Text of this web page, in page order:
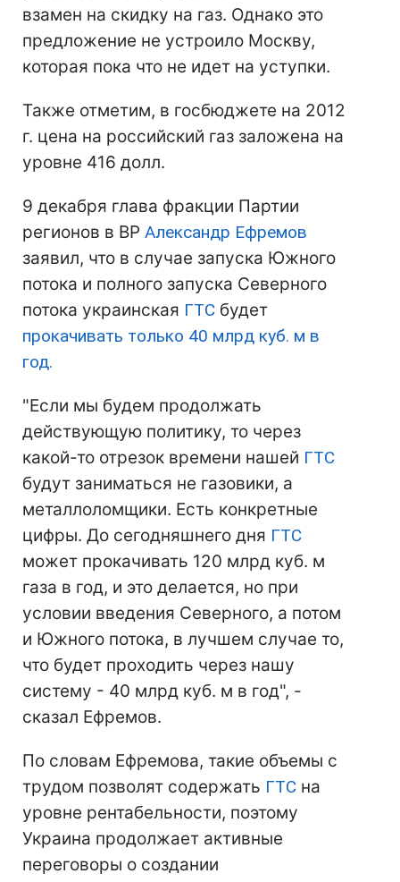
взамен на скидку на газ. Однако это
предложение не устроило Москву,
которая пока что не идет на уступки.
Также отметим, в госбюджете на 2012
г. цена на российский газ заложена на
уровне 416 долл.
9 декабря глава фракции Партии
регионов в ВР Александр Ефремов
заявил, что в случае запуска Южного
потока и полного запуска Северного
потока украинская ГТС будет
прокачивать только 40 млрд куб. м в
год.
"Если мы будем продолжать
действующую политику, то через
какой-то отрезок времени нашей ГТС
будут заниматься не газовики, а
металлоломщики. Есть конкретные
цифры. До сегодняшнего дня ГТС
может прокачивать 120 млрд куб. м
газа в год, и это делается, но при
условии введения Северного, а потом
и Южного потока, в лучшем случае то,
что будет проходить через нашу
систему - 40 млрд куб. м в год", -
сказал Ефремов.
По словам Ефремова, такие объемы с
трудом позволят содержать ГТС на
уровне рентабельности, поэтому
Украина продолжает активные
переговоры о создании